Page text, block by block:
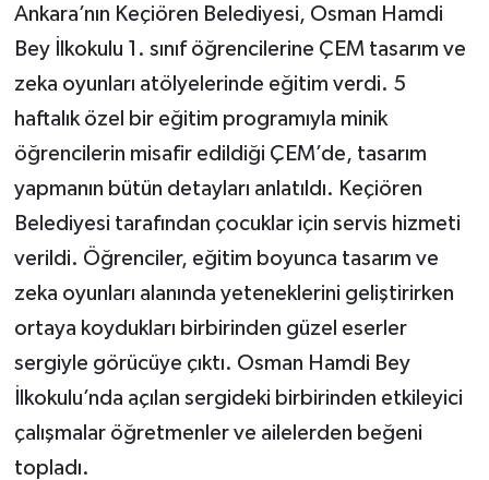
Ankara’nın Keçiören Belediyesi, Osman Hamdi
Bey İlkokulu 1. sınıf öğrencilerine ÇEM tasarım ve
zeka oyunları atölyelerinde eğitim verdi. 5
haftalık özel bir eğitim programıyla minik
öğrencilerin misafir edildiği ÇEM’de, tasarım
yapmanın bütün detayları anlatıldı. Keçiören
Belediyesi tarafından çocuklar için servis hizmeti
verildi. Öğrenciler, eğitim boyunca tasarım ve
zeka oyunları alanında yeteneklerini geliştirirken
ortaya koydukları birbirinden güzel eserler
sergiyle görücüye çıktı. Osman Hamdi Bey
İlkokulu’nda açılan sergideki birbirinden etkileyici
çalışmalar öğretmenler ve ailelerden beğeni
topladı.